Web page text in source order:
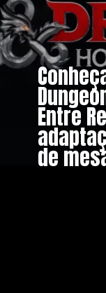
Entre
de